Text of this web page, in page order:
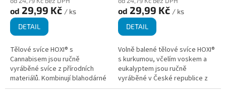
od 29,99 Kč / ks
DETAIL
Tělové svíce HOXI® s
Cannabisem jsou ručně
vyráběné svíce z přírodních
materiálů. Kombinují blahodárné
vlastnosti kurkumy a cannabisu,
od 29,99 Kč / ks
DETAIL
Volně balené tělové svíce HOXI®
s kurkumou, včelím voskem a
eukalyptem jsou ručně
vyráběné v České republice z
přírodních materiálů. Využívají